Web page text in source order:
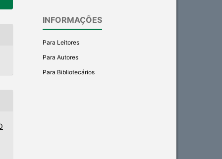
INFORMAÇÕES
Para Leitores
Para Autores
Para Bibliotecários